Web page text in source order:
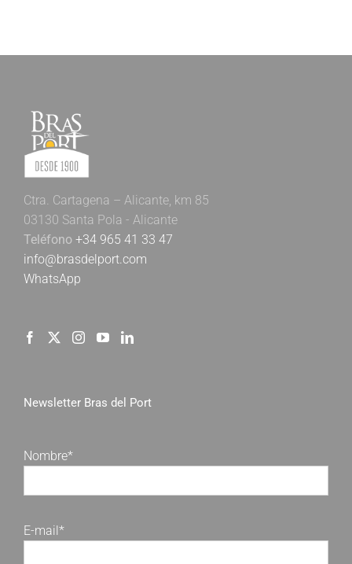
Ctra. Cartagena – Alicante, km 85
03130 Santa Pola - Alicante
Teléfono +34 965 41 33 47
info@brasdelport.com
WhatsApp
Newsletter Bras del Port
Nombre*
E-mail*